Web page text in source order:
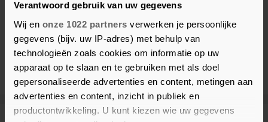
Verantwoord gebruik van uw gegevens
Wij en onze 1022 partners verwerken je persoonlijke
gegevens (bijv. uw IP-adres) met behulp van
technologieën zoals cookies om informatie op uw
apparaat op te slaan en te gebruiken met als doel
gepersonaliseerde advertenties en content, metingen aan
advertenties en content, inzicht in publiek en
productontwikkeling. U kunt kiezen wie uw gegevens